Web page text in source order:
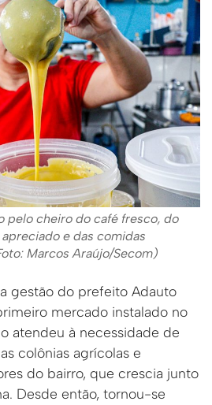
pelo cheiro do café fresco, do
e das comidas
Marcos Araújo/Secom)
gestão do prefeito Adauto
mercado instalado no
atendeu à necessidade de
colônias agrícolas e
do bairro, que crescia junto
Desde então, tornou-se